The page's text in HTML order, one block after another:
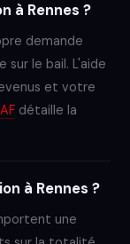
à Rennes ?
demande
sur le bail. L'aide
et votre
détaille la
à Rennes ?
une